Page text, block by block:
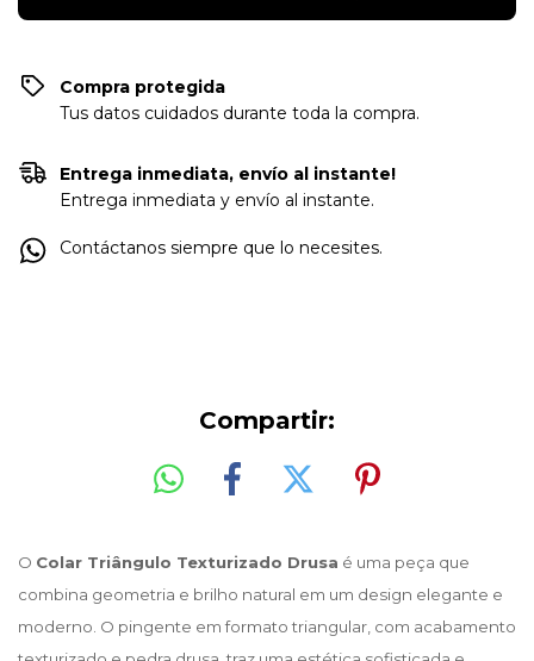
Compra protegida
Tus datos cuidados durante toda la compra.
Entrega inmediata, envío al instante!
Entrega inmediata y envío al instante.
Contáctanos siempre que lo necesites.
Compartir:
O Colar Triângulo Texturizado Drusa é uma peça que
combina geometria e brilho natural em um design elegante e
moderno. O pingente em formato triangular, com acabamento